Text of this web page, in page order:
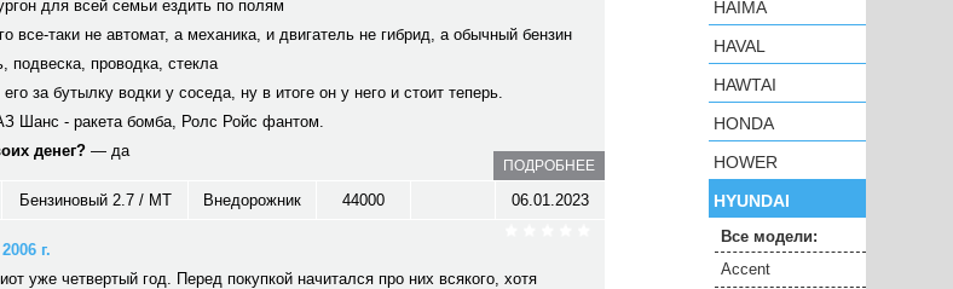
для всей семьи ездить по полям
все-таки не автомат, а механика, и двигатель не гибрид, а обычный бензин
подвеска, проводка, стекла
за бутылку водки у соседа, ну в итоге он у него и стоит теперь.
Шанс - ракета бомба, Ролс Ройс фантом.
денег? — да
ПОДРОБНЕЕ
Бензиновый 2.7 / MT Внедорожник 44000 06.01.2023
г.
уже четвертый год. Перед покупкой начитался про них всякого, хотя
HAIMA
HAVAL
HAWTAI
HONDA
HOWER
HYUNDAI
Все модели:
Accent